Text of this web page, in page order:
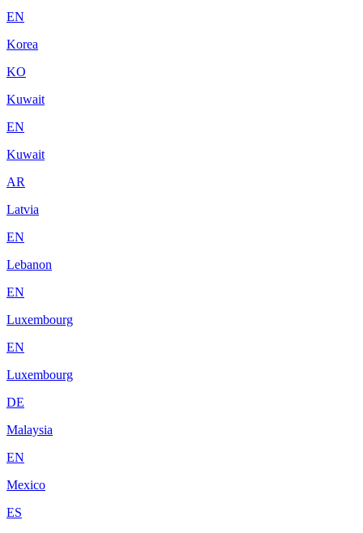
EN
Korea
KO
Kuwait
EN
Kuwait
AR
Latvia
EN
Lebanon
EN
Luxembourg
EN
Luxembourg
DE
Malaysia
EN
Mexico
ES